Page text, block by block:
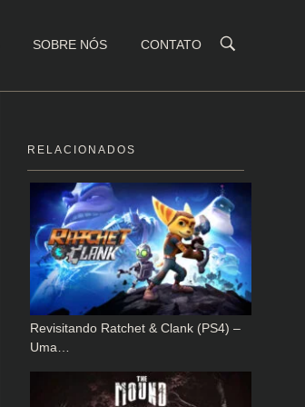
SOBRE NÓS CONTATO
RELACIONADOS
Revisitando Ratchet & Clank (PS4) –
Uma…